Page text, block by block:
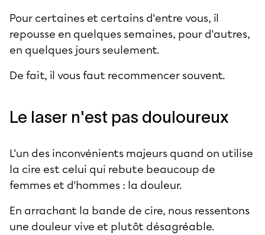
Pour certaines et certains d'entre vous, il
repousse en quelques semaines, pour d'autres,
en quelques jours seulement.
De fait, il vous faut recommencer souvent.
Le laser n'est pas douloureux
L'un des inconvénients majeurs quand on utilise
la cire est celui qui rebute beaucoup de
femmes et d'hommes : la douleur.
En arrachant la bande de cire, nous ressentons
une douleur vive et plutôt désagréable.